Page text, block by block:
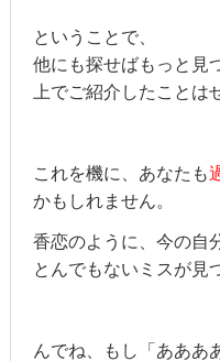
ということで、
他にも探せばもっと見
上でご紹介したことは
これを機に、あなたも
かもしれません。
香恋のように、今の自
とんでもないミスが見
んでね、もし「あああ